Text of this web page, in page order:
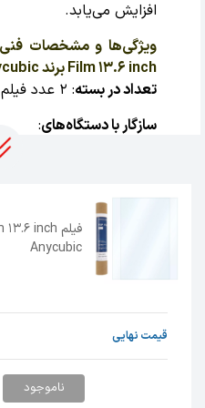
افزایش می‌یابد.
Film 13.6 inch برند Anycubic
تعداد در بسته: ۲ عدد فیلم آماده نصب
سازگار با دستگاه‌های:
Mono M5s Pro
Photon Mono M7
Mono M7 Pro
Anycubic
قیمت نهایی
ناموجود